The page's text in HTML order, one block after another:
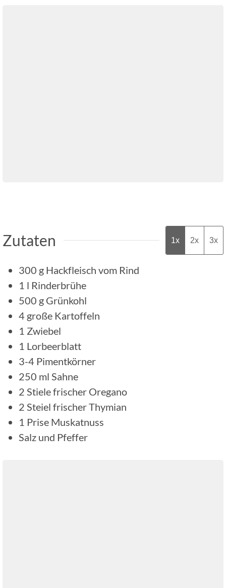
Zutaten 1x 2x 3x
300 g Hackfleisch vom Rind
1 l Rinderbrühe
500 g Grünkohl
4 große Kartoffeln
1 Zwiebel
1 Lorbeerblatt
3-4 Pimentkörner
250 ml Sahne
2 Stielefrischer Oregano
2 Steiel frischer Thymian
1 Prise Muskatnuss
Salz und Pfeffer